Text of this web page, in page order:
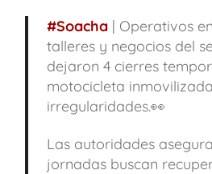
#Soacha| Operativos
talleres y negocios del
dejaron 4 cierres
motocicleta
irregularidades.👀
Las autoridades
jornadas buscan